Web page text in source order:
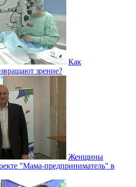
Как
зрение?
Женщины
"Мама-предприниматель" в